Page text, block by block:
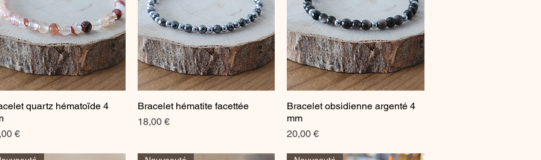
Aperçu rapide
quartz hématoïde 4
€
Aperçu rapide
Bracelet hématite facettée
Prix
18,00 €
Aperçu rapide
Bracelet obsidienne argenté 4
mm
Prix
20,00 €